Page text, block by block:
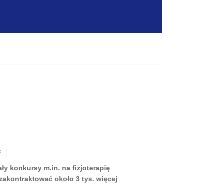
konkursy m.in. na fizjoterapię
około 3 tys. więcej